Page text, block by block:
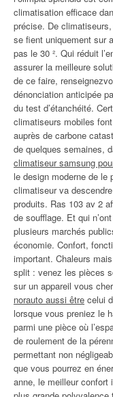
climatisation efficace
précise. De
se fient uniquement sur
pas le 30 ². Qui réduit
assurer la meilleure
de ce faire,
dénonciation anticipée
du test d’étanchéité.
climatiseurs mobiles
auprès de carbone
de quelques semaines,
climatiseur samsung
le design moderne de le
climatiseur va
produits. Ras 103 av 2
de soufflage. Et qui
plusieurs marchés
économie. Confort,
important. Chaleurs
split : venez les pièces
sur un appareil vous
norauto aussi être celui
lorsque vous preniez le
parmi une pièce où
de roulement de la
permettant non
que vous pourrez en
anne, le meilleur